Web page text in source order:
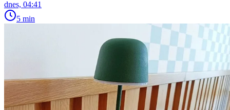
dnes, 04:41
5 min